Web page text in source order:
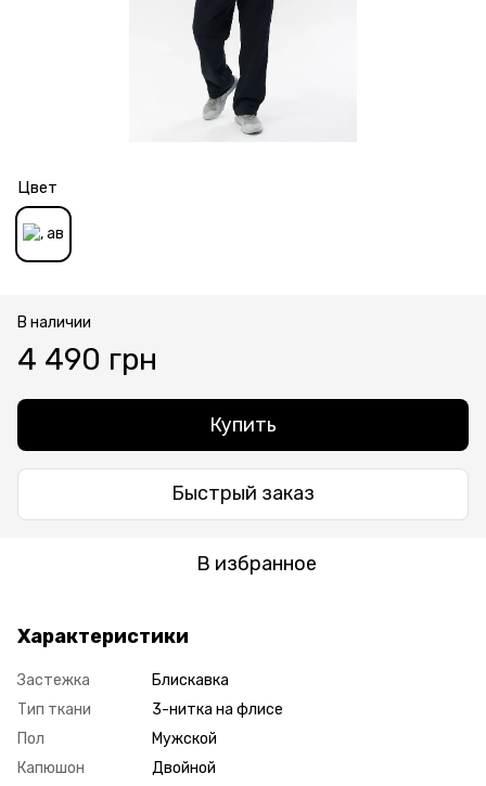
Цвет
В наличии
4 490 грн
Купить
Быстрый заказ
В избранное
Характеристики
Застежка
Блискавка
Тип ткани
3-нитка на флисе
Пол
Мужской
Капюшон
Двойной